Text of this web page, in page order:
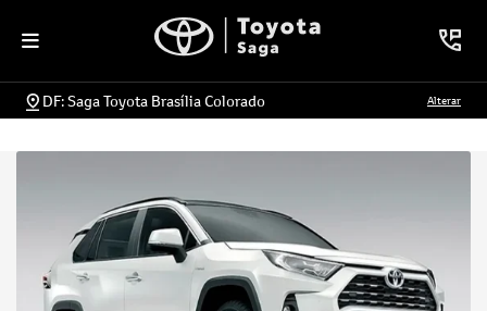
DF: Saga Toyota Brasília Colorado Alterar